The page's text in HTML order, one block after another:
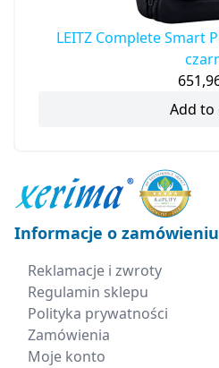
LEITZ Complete Smart
Add to
Informacje o zamówieniu
Reklamacje i zwroty
Regulamin sklepu
Polityka prywatności
Zamówienia
Moje konto